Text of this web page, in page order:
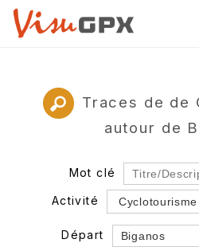
Traces de de
autour de
Mot clé
Activité
Départ